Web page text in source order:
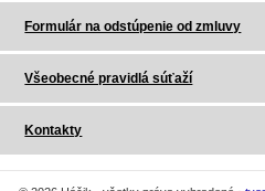
Formulár na odstúpenie od zmluvy
Všeobecné pravidlá súťaží
Kontakty